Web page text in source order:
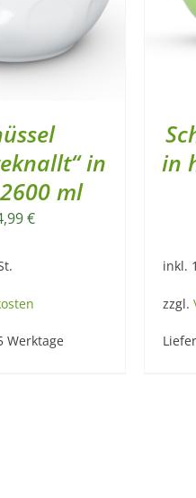
in
ml
€
Werktage
in
inkl.
zzgl.